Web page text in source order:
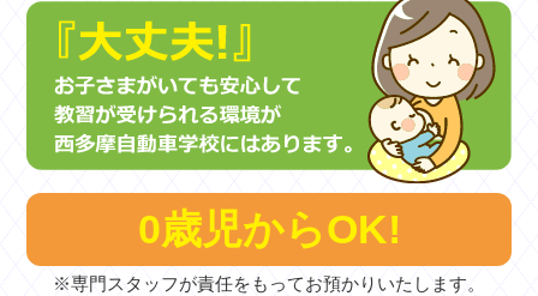
0歳児からOK!
※専門スタッフが責任をもってお預かりいたします。